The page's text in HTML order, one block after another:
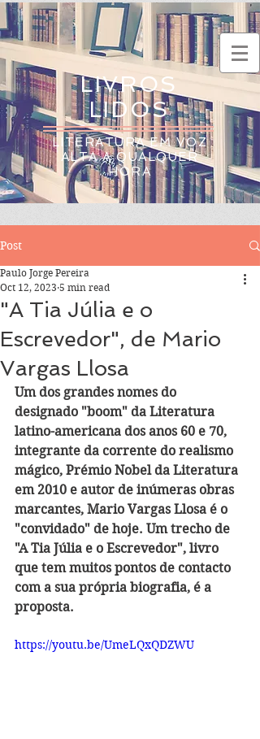
LIVROS
LIDOS
LITERATURA EM VOZ
ALTA A QUALQUER
HORA
Post
"A Tia Júlia e o
Escrevedor", de Mario
Vargas Llosa
Paulo Jorge Pereira
Oct 12, 2023 5 min read
Um dos grandes nomes do
designado "boom" da Literatura
latino-americana dos anos 60 e 70,
integrante da corrente do realismo
mágico, Prémio Nobel da Literatura
em 2010 e autor de inúmeras obras
marcantes, Mario Vargas Llosa é o
"convidado" de hoje. Um trecho de
"A Tia Júlia e o Escrevedor", livro
que tem muitos pontos de contacto
com a sua própria biografia, é a
proposta.
https://youtu.be/UmeLQxQDZWU